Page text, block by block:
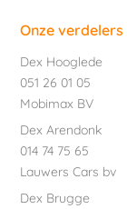
Onze verdelers
Dex Hooglede
051 26 01 05
Mobimax BV
Dex Arendonk
014 74 75 65
Lauwers Cars bv
Dex Brugge